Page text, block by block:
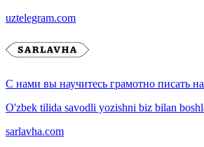
uztelegram.com
С нами вы научитесь грамотно писать
O'zbek tilida savodli yozishni biz bilan
sarlavha.com